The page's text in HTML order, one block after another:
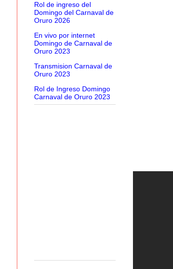
Rol de ingreso del
Domingo del Carnaval de
Oruro 2026
En vivo por internet
Domingo de Carnaval de
Oruro 2023
Transmision Carnaval de
Oruro 2023
Rol de Ingreso Domingo
Carnaval de Oruro 2023